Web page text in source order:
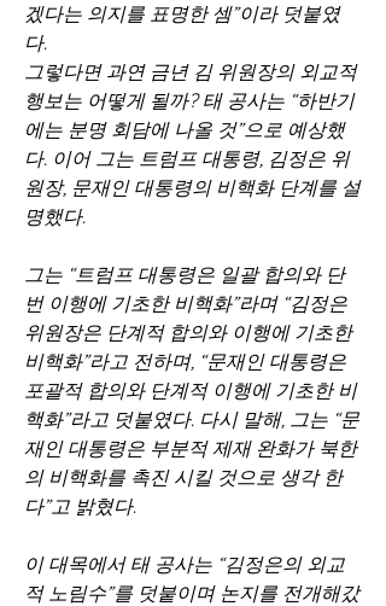
겠다는 의지를 표명한 셈”이라 덧붙였
다.
그렇다면 과연 금년 김 위원장의 외교적
행보는 어떻게 될까? 태 공사는 “하반기
에는 분명 회담에 나올 것”으로 예상했
다. 이어 그는 트럼프 대통령, 김정은 위
원장, 문재인 대통령의 비핵화 단계를 설
명했다.
그는 “트럼프 대통령은 일괄 합의와 단
번 이행에 기초한 비핵화”라며 “김정은
위원장은 단계적 합의와 이행에 기초한
비핵화”라고 전하며, “문재인 대통령은
포괄적 합의와 단계적 이행에 기초한 비
핵화”라고 덧붙였다. 다시 말해, 그는 “문
재인 대통령은 부분적 제재 완화가 북한
의 비핵화를 촉진 시킬 것으로 생각 한
다”고 밝혔다.
이 대목에서 태 공사는 “김정은의 외교
적 노림수”를 덧붙이며 논지를 전개해갔